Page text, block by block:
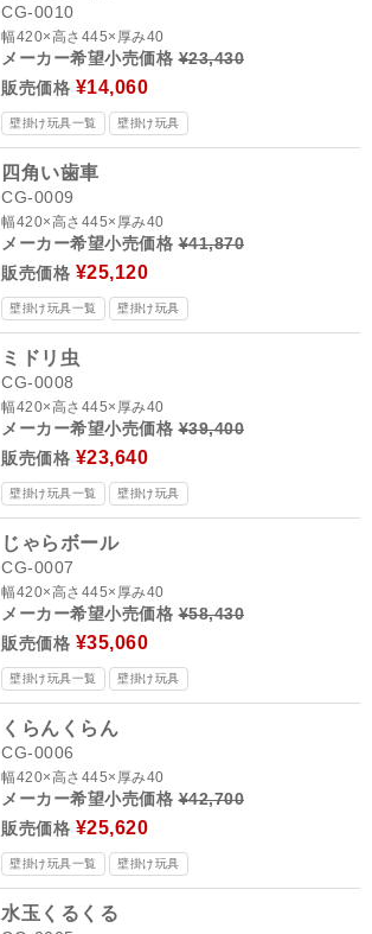
CG-0010
幅420×高さ445×厚み40
メーカー希望小売価格¥23,430
販売価格 ¥14,060
壁掛け玩具一覧 壁掛け玩具
四角い歯車
CG-0009
幅420×高さ445×厚み40
メーカー希望小売価格¥41,870
販売価格 ¥25,120
壁掛け玩具一覧 壁掛け玩具
ミドリ虫
CG-0008
幅420×高さ445×厚み40
メーカー希望小売価格¥39,400
販売価格 ¥23,640
壁掛け玩具一覧 壁掛け玩具
じゃらボール
CG-0007
幅420×高さ445×厚み40
メーカー希望小売価格¥58,430
販売価格 ¥35,060
壁掛け玩具一覧 壁掛け玩具
くらんくらん
CG-0006
幅420×高さ445×厚み40
メーカー希望小売価格¥42,700
販売価格 ¥25,620
壁掛け玩具一覧 壁掛け玩具
水玉くるくる